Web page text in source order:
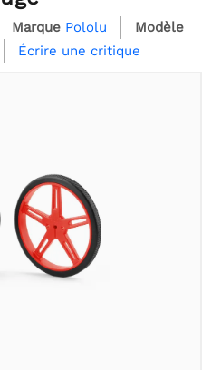
Marque Pololu
Modèle
Écrire une critique